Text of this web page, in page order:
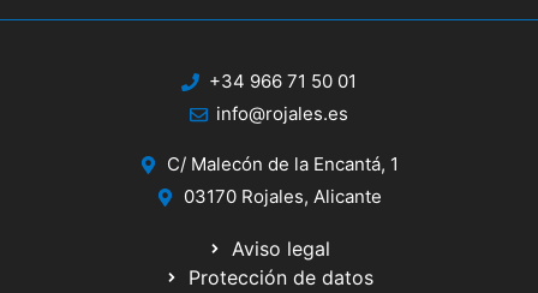
+34 966 71 50 01
info@rojales.es
C/ Malecón de la Encantá, 1
03170 Rojales, Alicante
Aviso legal
Protección de datos